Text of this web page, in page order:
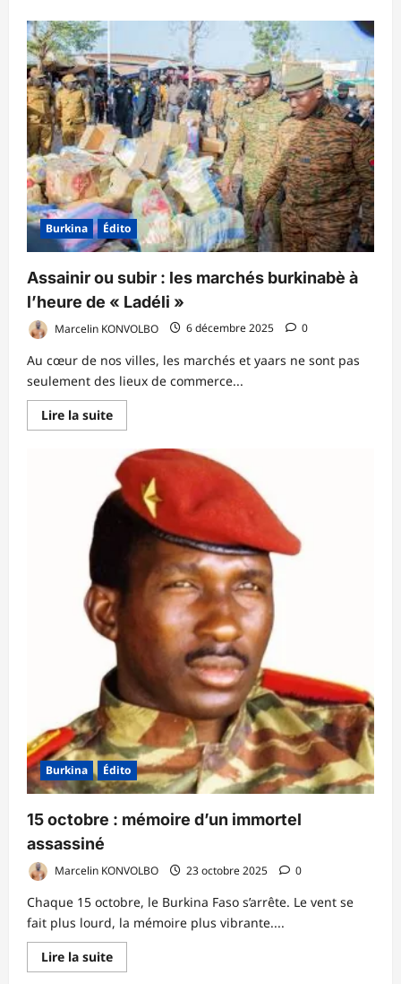
Burkina Édito
Assainir ou subir : les marchés burkinabè à
l’heure de « Ladéli »
Marcelin KONVOLBO 6 décembre 2025 0
Au cœur de nos villes, les marchés et yaars ne sont pas
seulement des lieux de commerce...
Lire la suiteEn
savoir
sur
Assainir
ou
subir :
les
marchés
burkinabè
l’heure
« Ladéli »
Burkina Édito
15 octobre : mémoire d’un immortel
assassiné
Marcelin KONVOLBO 23 octobre 2025 0
Chaque 15 octobre, le Burkina Faso s’arrête. Le vent se
fait plus lourd, la mémoire plus vibrante....
Lire la suiteEn
savoir